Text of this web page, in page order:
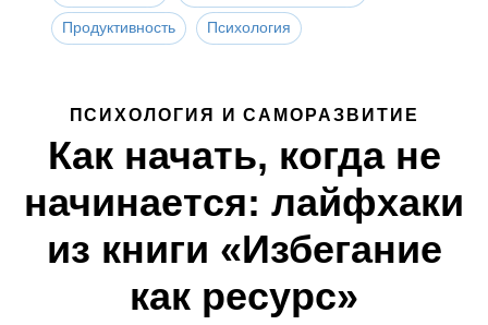
Продуктивность Психология
ПСИХОЛОГИЯ И САМОРАЗВИТИЕ
Как начать, когда не
начинается: лайфхаки
из книги «Избегание
как ресурс»